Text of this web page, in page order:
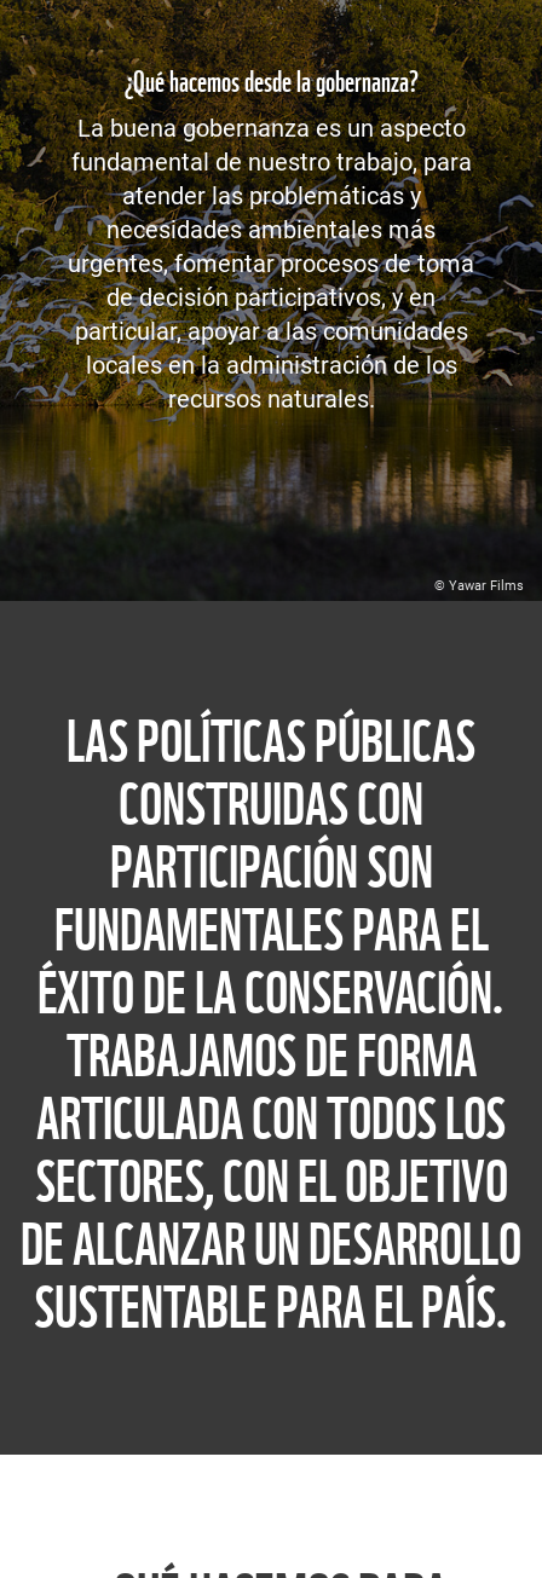
¿Qué hacemos desde la gobernanza?
La buena gobernanza es un aspecto
fundamental de nuestro trabajo, para
atender las problemáticas y
necesidades ambientales más
urgentes, fomentar procesos de toma
de decisión participativos, y en
particular, apoyar a las comunidades
locales en la administración de los
recursos naturales.
© Yawar Films
LAS POLÍTICAS PÚBLICAS
CONSTRUIDAS CON
PARTICIPACIÓN SON
FUNDAMENTALES PARA EL
ÉXITO DE LA CONSERVACIÓN.
TRABAJAMOS DE FORMA
ARTICULADA CON TODOS LOS
SECTORES, CON EL OBJETIVO
DE ALCANZAR UN DESARROLLO
SUSTENTABLE PARA EL PAÍS.